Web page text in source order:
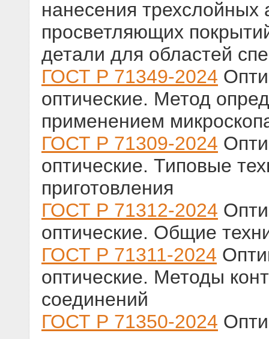
нанесения трехслойных
просветляющих
детали для областей
ГОСТ Р 71349-2024
оптические. Метод
применением
ГОСТ Р 71309-2024
оптические. Типовые
приготовления
ГОСТ Р 71312-2024
оптические. Общие
ГОСТ Р 71311-2024
оптические. Методы
соединений
ГОСТ Р 71350-2024